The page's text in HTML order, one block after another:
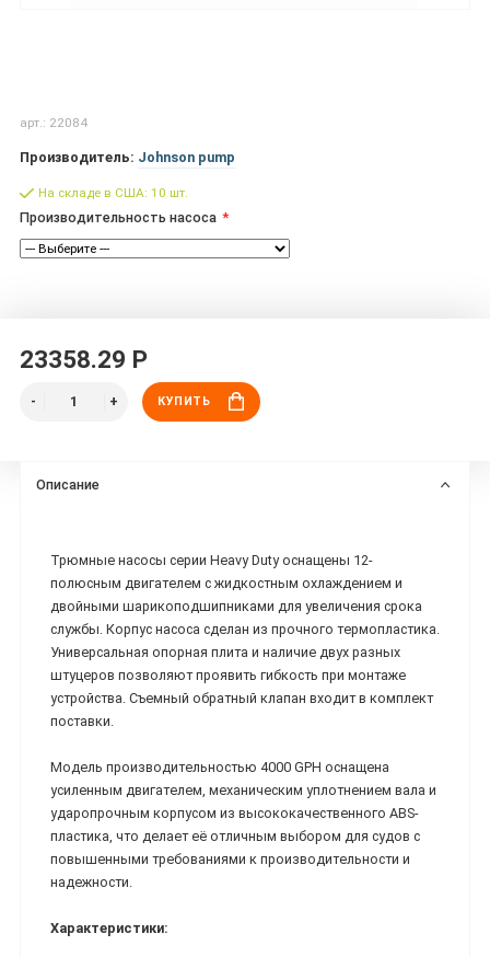
арт.: 22084
Производитель: Johnson pump
На складе в США: 10 шт.
Производительность насоса
23358.29 Р
КУПИТЬ
Описание
Трюмные насосы серии Heavy Duty оснащены 12-
полюсным двигателем с жидкостным охлаждением и
двойными шарикоподшипниками для увеличения срока
службы. Корпус насоса сделан из прочного термопластика.
Универсальная опорная плита и наличие двух разных
штуцеров позволяют проявить гибкость при монтаже
устройства. Съемный обратный клапан входит в комплект
поставки.
Модель производительностью 4000 GPH оснащена
усиленным двигателем, механическим уплотнением вала и
ударопрочным корпусом из высококачественного ABS-
пластика, что делает её отличным выбором для судов с
повышенными требованиями к производительности и
надежности.
Характеристики: